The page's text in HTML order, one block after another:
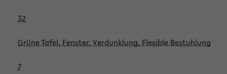
32
Grüne Tafel, Fenster, Verdunklung, Flexible Bestuhlung
7